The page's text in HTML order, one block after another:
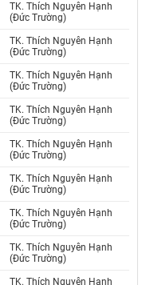
TK. Thích Nguyên Hạnh
(Đức Trường)
TK. Thích Nguyên Hạnh
(Đức Trường)
TK. Thích Nguyên Hạnh
(Đức Trường)
TK. Thích Nguyên Hạnh
(Đức Trường)
TK. Thích Nguyên Hạnh
(Đức Trường)
TK. Thích Nguyên Hạnh
(Đức Trường)
TK. Thích Nguyên Hạnh
(Đức Trường)
TK. Thích Nguyên Hạnh
(Đức Trường)
TK. Thích Nguyên Hạnh